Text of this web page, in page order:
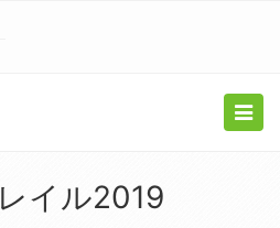
イル2019